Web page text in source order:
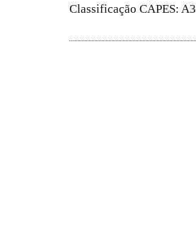
Classificação CAPES: A3